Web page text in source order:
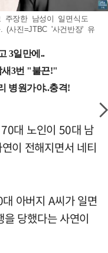
주장한 남성이 일면식도
(사진=JTBC '사건반장' 유
대 노인이 50대 남
이 전해지면서 네티
아버지 A씨가 일면
당했다는 사연이